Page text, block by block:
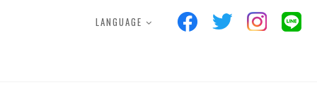
LANGUAGE
POINTCARD